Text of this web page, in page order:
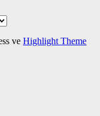
ve Highlight Theme